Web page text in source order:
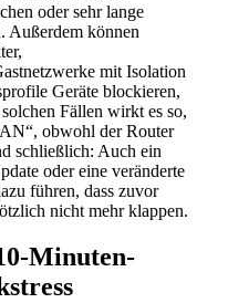
oder sehr lange
Außerdem können
mit Isolation
Geräte blockieren,
Fällen wirkt es so,
obwohl der Router
schließlich: Auch ein
oder eine veränderte
führen, dass zuvor
nicht mehr klappen.
Minuten-